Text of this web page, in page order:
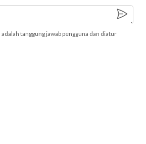
tanggung jawab pengguna dan diatur